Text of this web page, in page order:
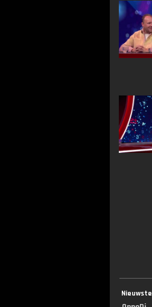
Nieuwste